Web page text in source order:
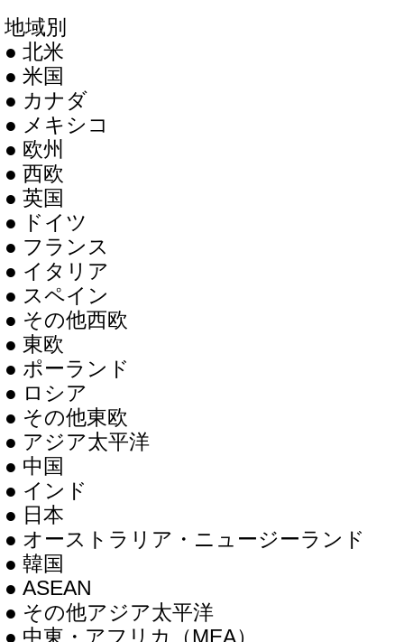
地域別
● 北米
● 米国
● カナダ
● メキシコ
● 欧州
● 西欧
● 英国
● ドイツ
● フランス
● イタリア
● スペイン
● その他西欧
● 東欧
● ポーランド
● ロシア
● その他東欧
● アジア太平洋
● 中国
● インド
● 日本
● オーストラリア・ニュージーランド
● 韓国
● ASEAN
● その他アジア太平洋
● 中東・アフリカ（MEA）